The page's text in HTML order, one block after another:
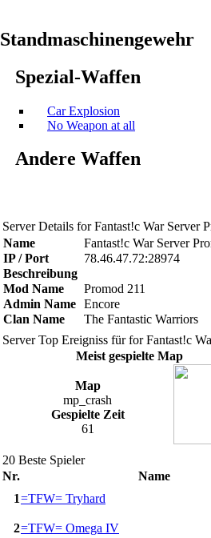
Standmaschinengewehr
Spezial-Waffen
Car Explosion
No Weapon at all
Andere Waffen
Server Details for Fantast!c War Server
Name
Fantast!c War Server
IP / Port
78.46.47.72:28974
Beschreibung
Mod Name
Promod 211
Admin Name Encore
Clan Name
The Fantastic Warriors
Server Top Ereigniss für for Fantast!c
Meist gespielte Map
Map
mp_crash
Gespielte Zeit
61
20 Beste Spieler
Nr.
Name
1=TFW= Tryhard
2=TFW= Omega IV